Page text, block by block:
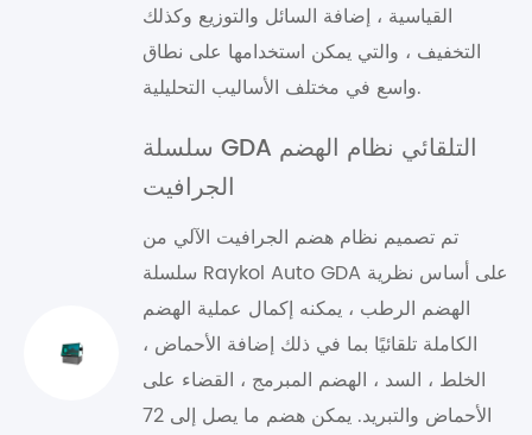
القياسية ، إضافة السائل والتوزيع وكذلك
التخفيف ، والتي يمكن استخدامها على نطاق
واسع في مختلف الأساليب التحليلية.
سلسلة GDA التلقائي نظام الهضم
الجرافيت
تم تصميم نظام هضم الجرافيت الآلي من
سلسلة Raykol Auto GDA على أساس نظرية
الهضم الرطب ، يمكنه إكمال عملية الهضم
الكاملة تلقائيًا بما في ذلك إضافة الأحماض ،
الخلط ، السد ، الهضم المبرمج ، القضاء على
الأحماض والتبريد. يمكن هضم ما يصل إلى 72